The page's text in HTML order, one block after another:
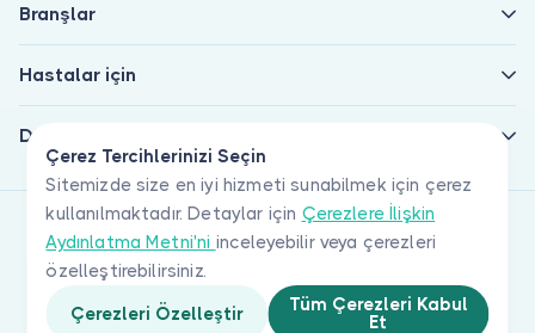
Çerez Tercihlerinizi Seçin
Sitemizde size en iyi hizmeti sunabilmek için çerez
kullanılmaktadır. Detaylar için Çerezlere İlişkin
Aydınlatma Metni'ni inceleyebilir veya çerezleri
özelleştirebilirsiniz.
Çerezleri Özelleştir
Tüm Çerezleri Kabul
Et
Branşlar
Hastalar için
Doktorlar için